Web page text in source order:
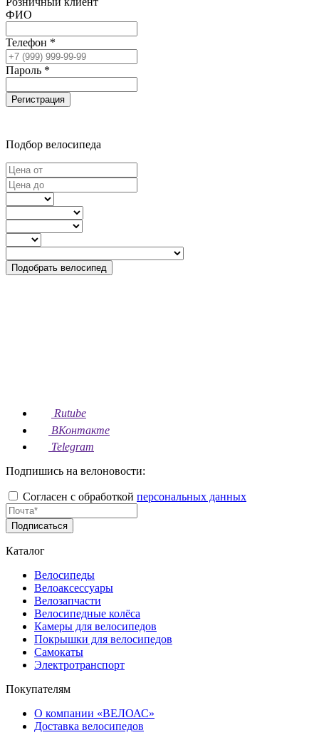
ФИО
Телефон *
Пароль *
Регистрация
Подбор велосипеда
Подобрать велосипед
Rutube
ВКонтакте
Telegram
Подпишись на велоновости:
Согласен с обработкой персональных данных
Подписаться
Каталог
Велосипеды
Велоаксессуары
Велозапчасти
Велосипедные колёса
Камеры для велосипедов
Покрышки для велосипедов
Самокаты
Электротранспорт
Покупателям
О компании «ВЕЛОАС»
Доставка велосипедов